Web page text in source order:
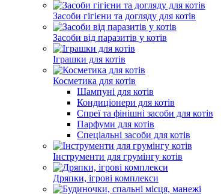
Засоби гігієни та догляду для котів
Засоби від паразитів у котів
Іграшки для котів
Косметика для котів
Шампуні для котів
Кондиціонери для котів
Спреї та фінішні засоби для котів
Парфуми для котів
Спеціальні засоби для котів
Інструменти для грумінгу котів
Дряпки, ігрові комплекси